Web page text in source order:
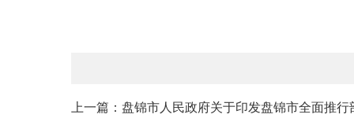
上一篇：盘锦市人民政府关于印发盘锦市全面推